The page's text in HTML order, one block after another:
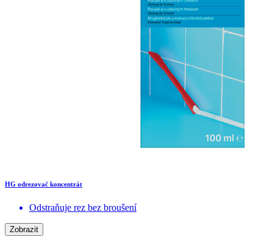
HG odrezovač koncentrát
Odstraňuje rez bez broušení
Zobrazit